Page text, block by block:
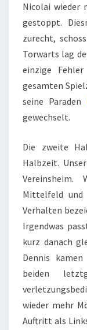
Nicolai wieder
gestoppt.
zurecht,
Torwarts lag
einzige
gesamten
seine Paraden
gewechselt.
Die zweite
Halbzeit.
Mittelfeld
Verhalten
Irgendwas
kurz danach
Dennis
beiden
wieder mehr
Auftritt als